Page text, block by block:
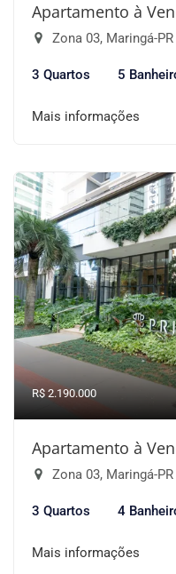
Apartamento à
Zona 03, Maringá-PR
3 Quartos 5
Mais informações
R$ 2.190.000
Apartamento à
Zona 03, Maringá-PR
3 Quartos 4
Mais informações